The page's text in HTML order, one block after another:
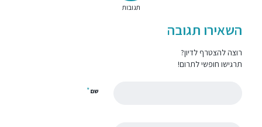
תגובות
השאירו תגובה
רוצה להצטרף לדיון?
תרגישו חופשי לתרום!
שם*